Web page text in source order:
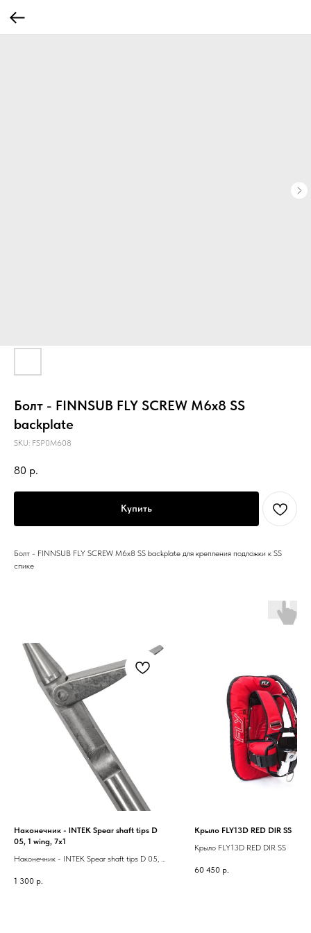
Болт - FINNSUB FLY SCREW M6x8 SS
backplate
SKU: FSP0M608
80 р.
Купить
Болт - FINNSUB FLY SCREW M6x8 SS backplate для крепления подложки к SS
спике
Наконечник - INTEK Spear shaft tips D
05, 1 wing, 7x1
Наконечник - INTEK Spear shaft tips D 05, 1
1 300 р.
Крыло FLY13D RED DIR SS
Крыло FLY13D RED DIR SS
60 450 р.